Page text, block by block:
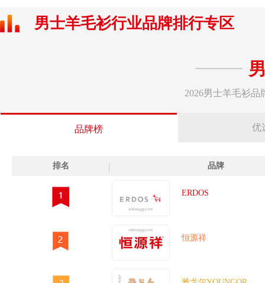
男士羊毛衫行业品牌排行专区
2026男士羊毛衫
品牌榜 优
排名 品牌
ERDOS
恒源祥